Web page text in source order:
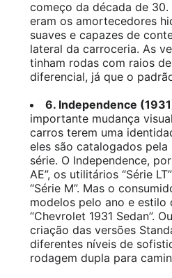
começo da década de
eram os amortecedores
suaves e capazes de
lateral da carroceria. As
tinham rodas com raios
diferencial, já que o
6. Independence
importante mudança
carros terem uma
eles são catalogados
série. O Independence,
AE”, os utilitários “Série
“Série M”. Mas o
modelos pelo ano e estilo
“Chevrolet 1931 Sedan”.
criação das versões
diferentes níveis de
rodagem dupla para